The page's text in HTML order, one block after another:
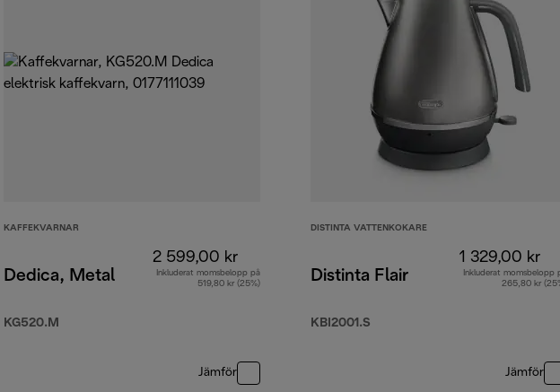
KAFFEKVARNAR
Dedica, Metal
KG520.M
2 599,00 kr
Inkluderat momsbelopp på
519,80 kr (25%)
Jämför
DISTINTA VATTENKOKARE
Distinta Flair
KBI2001.S
1 329,00 kr
Inkluderat momsbelopp
265,80 kr
Jämför